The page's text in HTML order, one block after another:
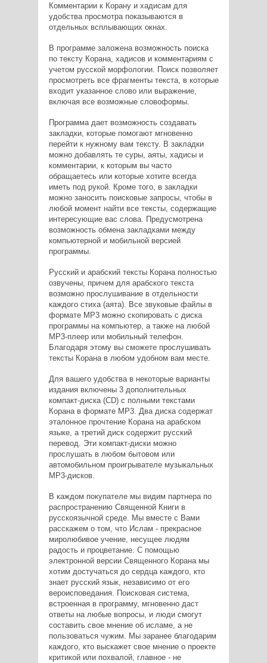
Комментарии к Корану и хадисам для
удобства просмотра показываются в
отдельных всплывающих окнах.
В программе заложена возможность поиска
по тексту Корана, хадисов и комментариям с
учетом русской морфологии. Поиск позволяет
просмотреть все фрагменты текста, в которые
входит указанное слово или выражение,
включая все возможные словоформы.
Программа дает возможность создавать
закладки, которые помогают мгновенно
перейти к нужному вам тексту. В закладки
можно добавлять те суры, аяты, хадисы и
комментарии, к которым вы часто
обращаетесь или которые хотите всегда
иметь под рукой. Кроме того, в закладки
можно заносить поисковые запросы, чтобы в
любой момент найти все тексты, содержащие
интересующие вас слова. Предусмотрена
возможность обмена закладками между
компьютерной и мобильной версией
программы.
Русский и арабский тексты Корана полностью
озвучены, причем для арабского текста
возможно прослушивание в отдельности
каждого стиха (аята). Все звуковые файлы в
формате МР3 можно скопировать с диска
программы на компьютер, а также на любой
МР3-плеер или мобильный телефон.
Благодаря этому вы сможете прослушивать
тексты Корана в любом удобном вам месте.
Для вашего удобства в некоторые варианты
издания включены 3 дополнительных
компакт-диска (CD) с полными текстами
Корана в формате МР3. Два диска содержат
эталонное прочтение Корана на арабском
языке, а третий диск содержит русский
перевод. Эти компакт-диски можно
прослушать в любом бытовом или
автомобильном проигрывателе музыкальных
МР3-дисков.
В каждом покупателе мы видим партнера по
распространению Священной Книги в
русскоязычной среде. Мы вместе с Вами
расскажем о том, что Ислам - прекрасное
миролюбивое учение, несущее людям
радость и процветание. С помощью
электронной версии Священного Корана мы
хотим достучаться до сердца каждого, кто
знает русский язык, независимо от его
вероисповедания. Поисковая система,
встроенная в программу, мгновенно даст
ответы на любые вопросы, и люди смогут
составить свое мнение об исламе, а не
пользоваться чужим. Мы заранее благодарим
каждого, кто выскажет свое мнение о проекте
критикой или похвалой, главное - не